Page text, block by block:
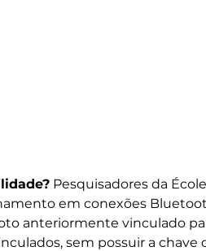
Pesquisadores da
em conexões
anteriormente vinculado
sem possuir a